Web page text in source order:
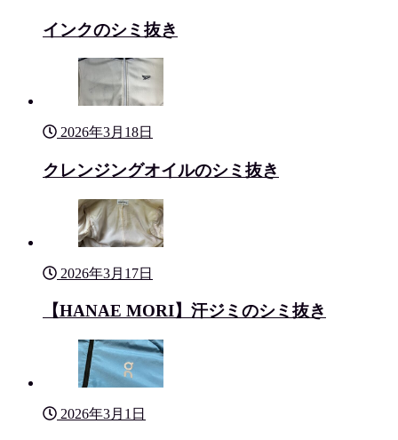
インクのシミ抜き
2026年3月18日
クレンジングオイルのシミ抜き
2026年3月17日
【HANAE MORI】汗ジミのシミ抜き
2026年3月1日